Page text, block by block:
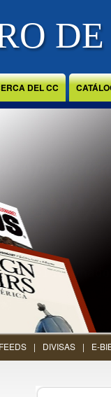
DEL CC
FEEDS DIVISAS E-